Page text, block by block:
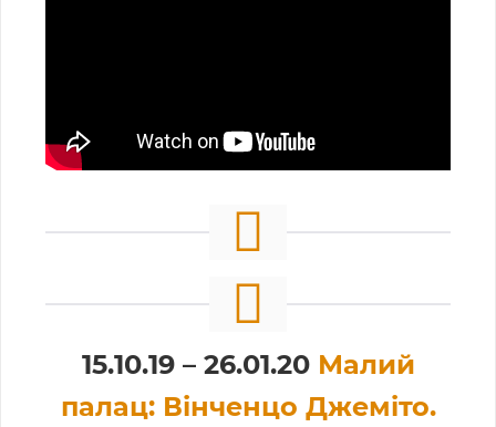
15.10.19 – 26.01.20 Малий
палац: Вінченцо Джеміто.